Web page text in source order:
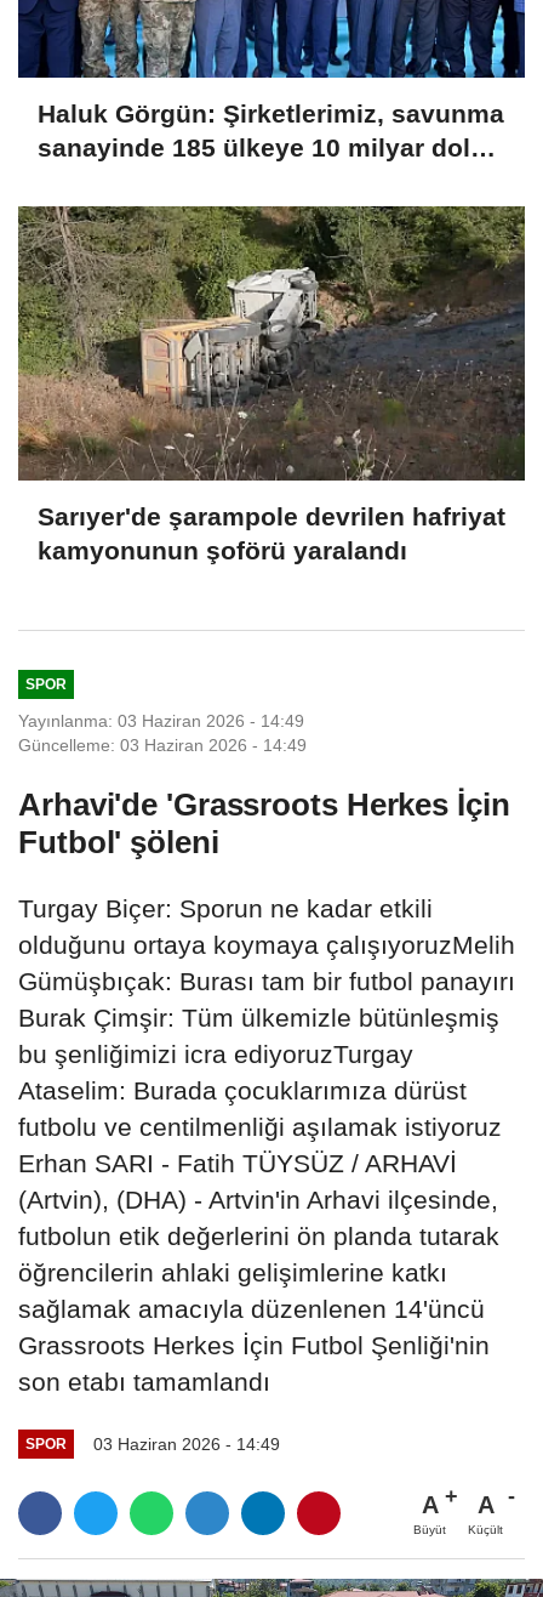
Haluk Görgün: Şirketlerimiz, savunma
sanayinde 185 ülkeye 10 milyar dolar
Sarıyer'de şarampole devrilen hafriyat
kamyonunun şoförü yaralandı
SPOR
Yayınlanma: 03 Haziran 2026 - 14:49
Güncelleme: 03 Haziran 2026 - 14:49
Arhavi'de 'Grassroots Herkes İçin
Futbol' şöleni
Turgay Biçer: Sporun ne kadar etkili
olduğunu ortaya koymaya çalışıyoruzMelih
Gümüşbıçak: Burası tam bir futbol panayırı
Burak Çimşir: Tüm ülkemizle bütünleşmiş
bu şenliğimizi icra ediyoruzTurgay
Ataselim: Burada çocuklarımıza dürüst
futbolu ve centilmenliği aşılamak istiyoruz
Erhan SARI - Fatih TÜYSÜZ / ARHAVİ
(Artvin), (DHA) - Artvin'in Arhavi ilçesinde,
futbolun etik değerlerini ön planda tutarak
öğrencilerin ahlaki gelişimlerine katkı
sağlamak amacıyla düzenlenen 14'üncü
Grassroots Herkes İçin Futbol Şenliği'nin
son etabı tamamlandı
SPOR 03 Haziran 2026 - 14:49
A
Büyüt
A
Küçült